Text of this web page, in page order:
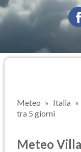
Meteo Italia
tra 5 giorni
Meteo